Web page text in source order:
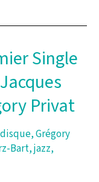
Single
Privat
disque,Grégory
Bart,jazz,